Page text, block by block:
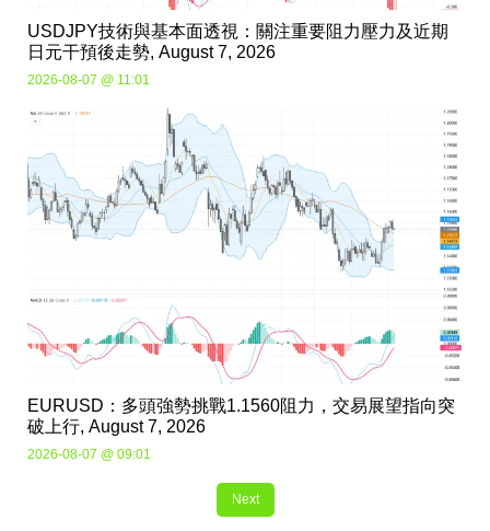
USDJPY技術與基本面透視：關注重要阻力壓力及近期
日元干預後走勢, August 7, 2026
2026-08-07 @ 11:01
EURUSD：多頭強勢挑戰1.1560阻力，交易展望指向突
破上行, August 7, 2026
2026-08-07 @ 09:01
Next